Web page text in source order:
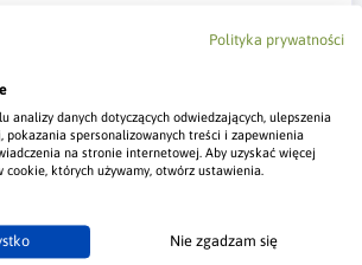
Polityka prywatności
analizy danych dotyczących odwiedzających, ulepszenia
pokazania spersonalizowanych treści i zapewnienia
na stronie internetowej. Aby uzyskać więcej
których używamy, otwórz ustawienia.
Nie zgadzam się
Nowoczesnych wydaniach
artykuł z inspiracjami nowości w 2024
dekoracyjne
Informacje